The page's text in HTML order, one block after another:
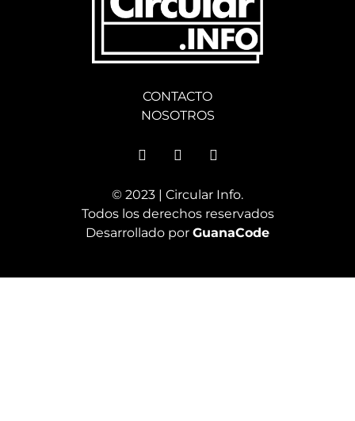
CONTACTO
NOSOTROS
© 2023 | Circular Info.
Todos los derechos reservados
Desarrollado por GuanaCode